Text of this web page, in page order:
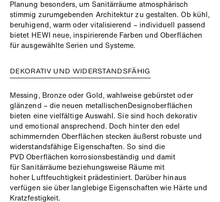
Planung besonders, um Sanitärräume atmosphärisch
stimmig zurumgebenden Architektur zu gestalten. Ob kühl,
beruhigend, warm oder vitalisierend – individuell passend
bietet HEWI neue, inspirierende Farben und Oberflächen
für ausgewählteSerien und Systeme.
DEKORATIV UND WIDERSTANDSFÄHIG
Messing, Bronze oder Gold, wahlweise gebürstet oder
glänzend – die neuen metallischenDesignoberflächen
bieten eine vielfältige Auswahl. Sie sind hoch dekorativ
und emotional ansprechend. Doch hinter den edel
schimmernden Oberflächen stecken äußerst robuste und
widerstandsfähige Eigenschaften. So sind die
PVD Oberflächen korrosionsbeständig und damit
für Sanitärräume beziehungsweise Räume mit
hoher Luftfeuchtigkeit prädestiniert. Darüber hinaus
verfügen sie über langlebige Eigenschaften wie Härte und
Kratzfestigkeit.